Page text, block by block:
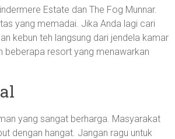
Estate dan The Fog Munnar.
yang memadai. Jika Anda lagi cari
kebun teh langsung dari jendela kamar
beberapa resort yang menawarkan
yang sangat berharga. Masyarakat
dengan hangat. Jangan ragu untuk